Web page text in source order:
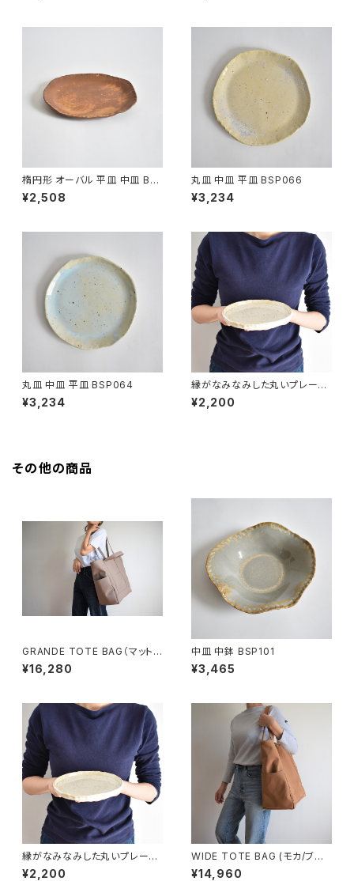
楕円形 オーバル 平皿 中皿 BS
P090
¥2,508
丸皿 中皿 平皿 BSP066
¥3,234
丸皿 中皿 平皿 BSP064
¥3,234
縁がなみなみした丸いプレート
中皿(白/光沢/点模様/白御影土)
¥2,200
その他の商品
GRANDE TOTE BAG（マットブ
ラウン）
¥16,280
中皿 中鉢 BSP101
¥3,465
縁がなみなみした丸いプレート
中皿(白/光沢/点模様/白御影土)
¥2,200
WIDE TOTE BAG (モカ/ブラ
ウン)
¥14,960